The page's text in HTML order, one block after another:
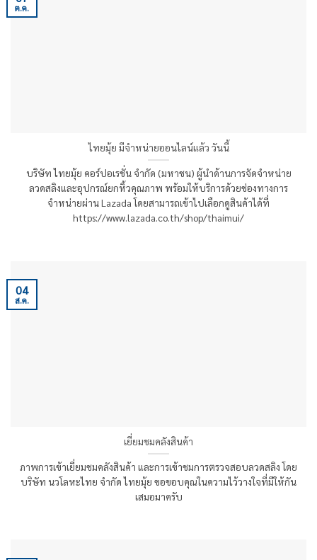
ไทยมุ้ย มีจำหน่ายออนไลน์แล้ว วันนี้
บริษัท ไทยมุ้ย คอร์ปอเรชั่น จำกัด (มหาชน) ผู้นำด้านการจัดจำหน่าย
ลวดสลิงและอุปกรณ์ยกหิ้วคุณภาพ พร้อมให้บริการด้วยช่องทางการ
จำหน่ายผ่าน Lazada โดยสามารถเข้าไปเลือกดูสินค้าได้ที่
https://www.lazada.co.th/shop/thaimui/
ต.ค.
เยี่ยมชมคลังสินค้า
ภาพการเข้าเยี่ยมชมคลังสินค้า และการเข้าชมการตรวจสอบลวดสลิง โดย
บริษัท นวโลหะไทย จำกัด ไทยมุ้ย ขอขอบคุณในความไว้วางใจที่มีให้กัน
เสมอมาครับ
04
ส.ค.